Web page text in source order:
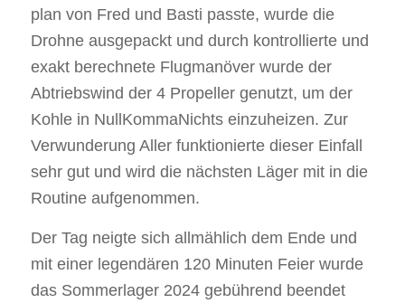
plan von Fred und Bas­ti pass­te, wur­de die
Droh­ne aus­ge­packt und durch kon­trol­lier­te und
exakt berech­ne­te Flug­ma­nö­ver wur­de der
Abtriebs­wind der 4 Pro­pel­ler genutzt, um der
Koh­le in Null­Kom­ma­Nichts ein­zu­hei­zen. Zur
Ver­wun­de­rung Aller funk­tio­nier­te die­ser Ein­fall
sehr gut und wird die nächs­ten Läger mit in die
Rou­ti­ne auf­ge­nom­men.
Der Tag neig­te sich all­mäh­lich dem Ende und
mit einer legen­dä­ren 120 Minu­ten Fei­er wur­de
das Som­mer­la­ger 2024 gebüh­rend been­det